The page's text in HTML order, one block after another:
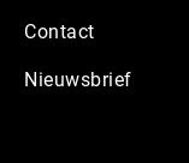
Contact
Nieuwsbrief